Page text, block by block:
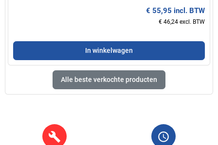
€ 55,95 incl. BTW
€ 46,24 excl. BTW
In winkelwagen
Alle beste verkochte producten
build query_builder